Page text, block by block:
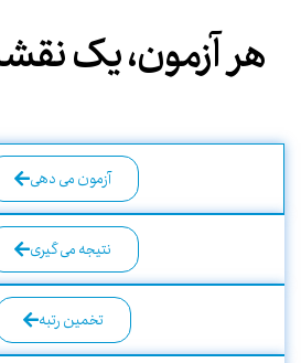
هر آزمون، یک
آزمون می دهی
نتیجه می گیری
تخمین رتبه